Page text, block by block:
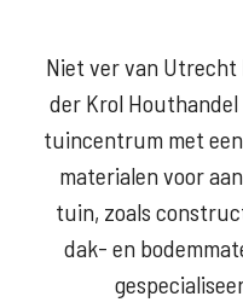
Niet ver van
der Krol Houthandel
tuincentrum met
materialen voor
tuin, zoals
dak- en